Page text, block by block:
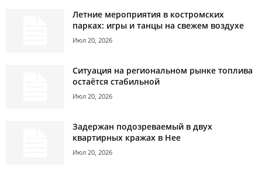
Летние мероприятия в костромских
парках: игры и танцы на свежем воздухе
Июл 20, 2026
Ситуация на региональном рынке топлива
остаётся стабильной
Июл 20, 2026
Задержан подозреваемый в двух
квартирных кражах в Нее
Июл 20, 2026